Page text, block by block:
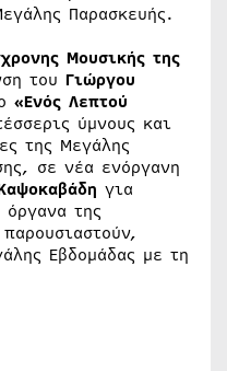
Παρασκευής.
Μουσικής της
του Γιώργου
«Ενός Λεπτού
ύμνους και
της Μεγάλης
σε νέα ενόργανη
για
της
Εβδομάδας με τη